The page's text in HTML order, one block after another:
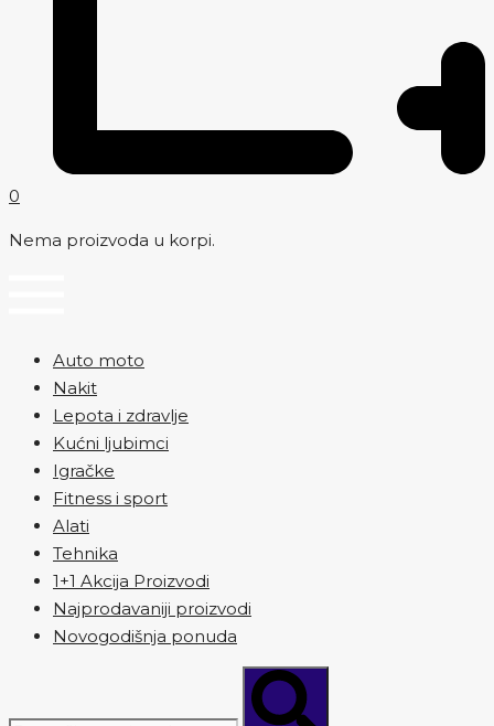
0
Nema proizvoda u korpi.
Auto moto
Nakit
Lepota i zdravlje
Kućni ljubimci
Igračke
Fitness i sport
Alati
Tehnika
1+1 Akcija Proizvodi
Najprodavaniji proizvodi
Novogodišnja ponuda